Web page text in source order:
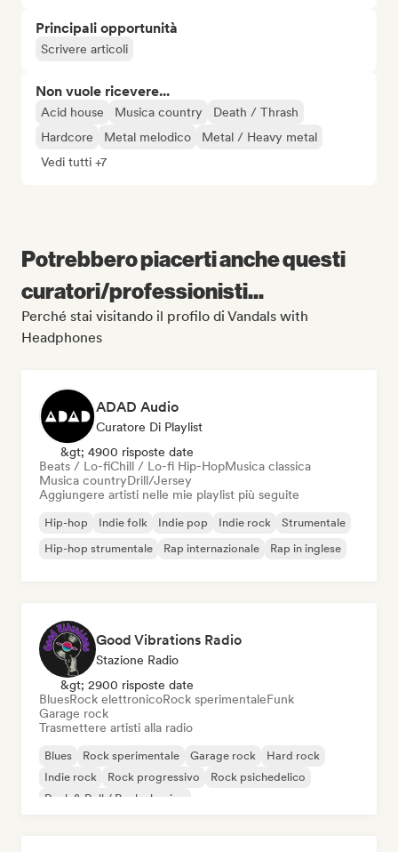
Principali opportunità
Scrivere articoli
Non vuole ricevere...
Acid house Musica country
Death / Thrash
Hardcore
Metal melodico
Metal / Heavy metal
Vedi tutti +7
Potrebbero piacerti anche questi
curatori/professionisti...
Perché stai visitando il profilo di Vandals with
Headphones
ADAD Audio
Curatore Di Playlist
&gt; 4900 risposte date
Beats / Lo-fiChill / Lo-fi Hip-HopMusica classica
Musica countryDrill/Jersey
Aggiungere artisti nelle mie playlist più seguite
Hip-hop Indie folk Indie pop Indie rock
Strumentale
Hip-hop strumentale
Rap internazionale Rap in inglese
Good Vibrations Radio
Stazione Radio
&gt; 2900 risposte date
BluesRock elettronicoRock sperimentaleFunk
Garage rock
Trasmettere artisti alla radio
Blues Rock sperimentale Garage rock
Hard rock
Indie rock
Rock progressivo
Rock psichedelico
Rock & Roll / Rock classico